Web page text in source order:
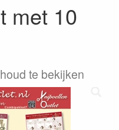
met 10
te bekijken